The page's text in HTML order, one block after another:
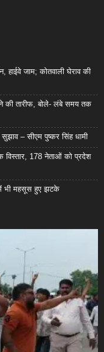
हाईवे जाम; कोतवाली घेराव की
की तारीफ, बोले- लंबे समय तक
– सीएम पुष्कर सिंह धामी
विस्तार, 178 नेताओं को प्रदेश
में भी महसूस हुए झटके